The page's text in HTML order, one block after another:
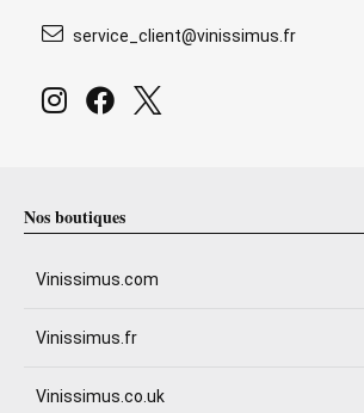
service_client@vinissimus.fr
Nos boutiques
Vinissimus.com
Vinissimus.fr
Vinissimus.co.uk